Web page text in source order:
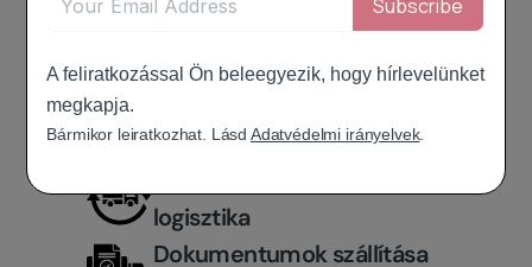
A feliratkozással Ön beleegyezik, hogy hírlevelünket
megkapja.
Bármikor leiratkozhat. Lásd Adatvédelmi irányelvek.
Létesítmények közötti
szállítás
mérföld
logisztika
Dokumentumok szállítása